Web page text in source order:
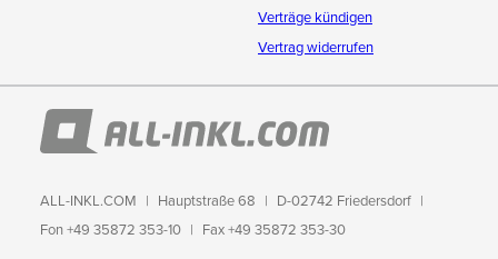
Verträge kündigen
Vertrag widerrufen
ALL-INKL.COM Hauptstraße 68
D-02742 Friedersdorf
Fon +49 35872 353-10
Fax +49 35872 353-30